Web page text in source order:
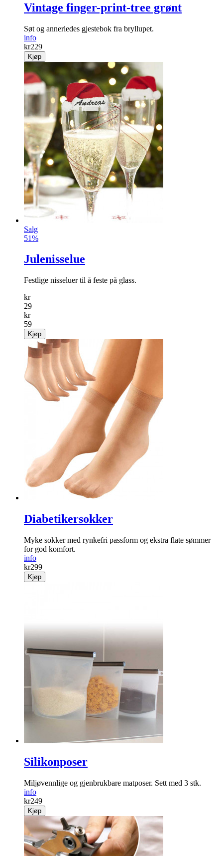
Vintage finger-print-tree grønt
Søt og annerledes gjestebok fra bryllupet.
info
kr229
Kjøp
Salg
51%
Julenisselue
Festlige nisseluer til å feste på glass.
kr
29
kr
59
Kjøp
Diabetikersokker
Myke sokker med rynke­fri passform og ekstra flate sømmer
for god komfort.
info
kr299
Kjøp
Silikonposer
Miljøvennlige og gjenbrukbare matposer. Sett med 3 stk.
info
kr249
Kjøp